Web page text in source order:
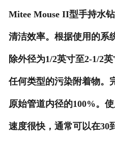
Mitee Mouse II型手持水
清洁效率。根据使用的系
除外径为1/2英寸至2-1/2
任何类型的污染附着物。
原始管道内径的100%。
速度很快，通常可以在30